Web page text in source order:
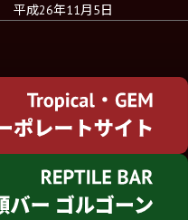
平成26年11月5日